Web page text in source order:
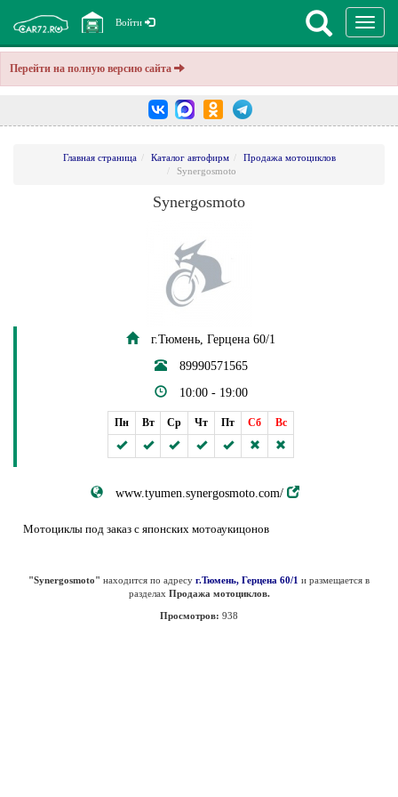
Перейти на полную версию сайта
Войти
Главная страница Каталог автофирм
Продажа мотоциклов
Synergosmoto
Synergosmoto
г.Тюмень, Герцена 60/1
89990571565
10:00 - 19:00
Пн Вт Ср Чт Пт Сб Вс
www.tyumen.synergosmoto.com/
Мотоциклы под заказ с японских мотоаукицонов
"Synergosmoto" находится по адресу г.Тюмень, Герцена 60/1 и размещается в
разделах Продажа мотоциклов.
Просмотров: 938